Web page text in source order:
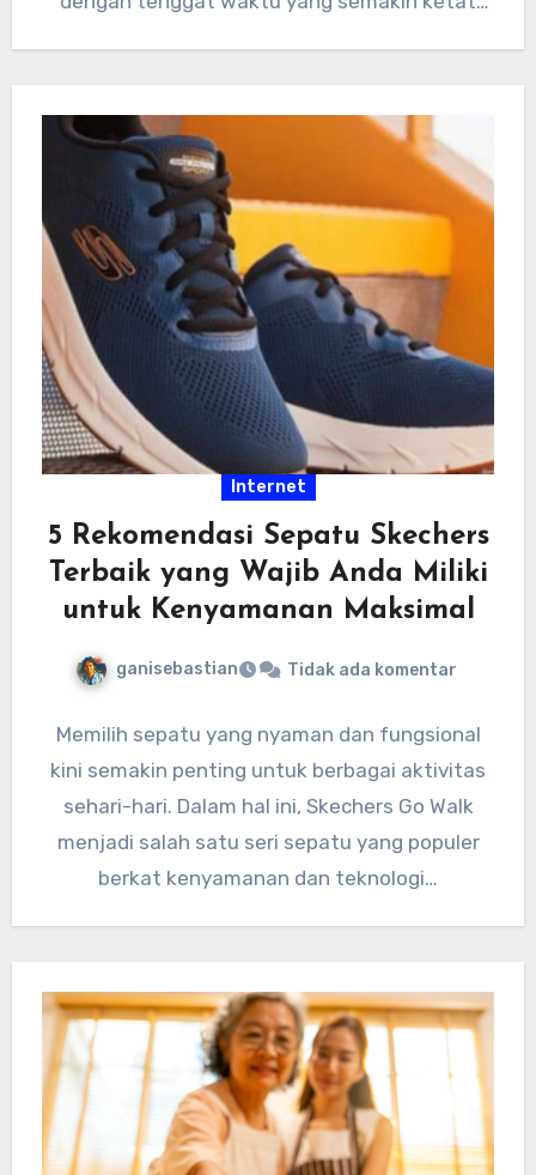
Internet
5 Rekomendasi Sepatu Skechers
Terbaik yang Wajib Anda Miliki
untuk Kenyamanan Maksimal
ganisebastian Tidak ada komentar
Memilih sepatu yang nyaman dan fungsional
kini semakin penting untuk berbagai aktivitas
sehari-hari. Dalam hal ini, Skechers Go Walk
menjadi salah satu seri sepatu yang populer
berkat kenyamanan dan teknologi…